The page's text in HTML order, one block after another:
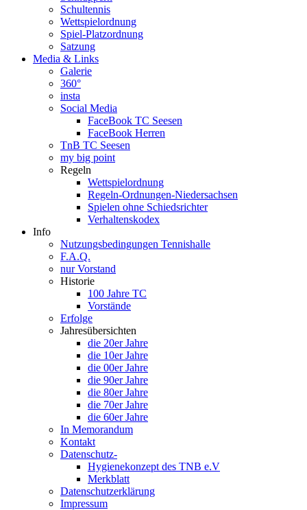
Schultennis
Wettspielordnung
Spiel-Platzordnung
Satzung
Media & Links
Galerie
360°
insta
Social Media
FaceBook TC Seesen
FaceBook Herren
TnB TC Seesen
my big point
Regeln
Wettspielordnung
Regeln-Ordnungen-Niedersachsen
Spielen ohne Schiedsrichter
Verhaltenskodex
Info
Nutzungsbedingungen Tennishalle
F.A.Q.
nur Vorstand
Historie
100 Jahre TC
Vorstände
Erfolge
Jahresübersichten
die 20er Jahre
die 10er Jahre
die 00er Jahre
die 90er Jahre
die 80er Jahre
die 70er Jahre
die 60er Jahre
In Memorandum
Kontakt
Datenschutz-
Hygienekonzept des TNB e.V
Merkblatt
Datenschutzerklärung
Impressum